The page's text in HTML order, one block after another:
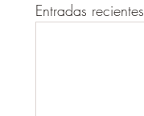
Entradas recientes